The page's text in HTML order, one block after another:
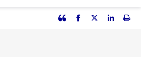
PartagerFacebook
Partager
Partager